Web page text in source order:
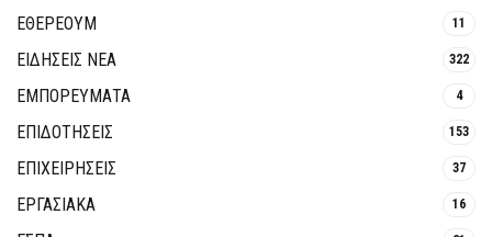
ΕΘΈΡΕΟΥΜ 11
ΕΙΔΗΣΕΙΣ ΝΕΑ 322
ΕΜΠΟΡΕΥΜΑΤΑ 4
ΕΠΙΔΟΤΗΣΕΙΣ 153
ΕΠΙΧΕΙΡΗΣΕΙΣ 37
ΕΡΓΑΣΙΑΚΑ 16